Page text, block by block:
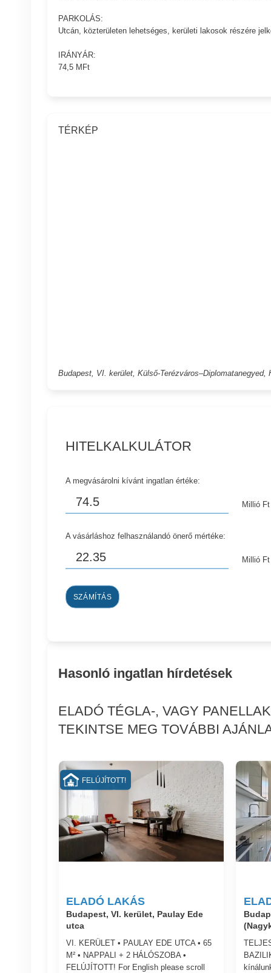
PARKOLÁS:
Utcán, közterületen lehetséges, kerületi lakosok részére
IRÁNYÁR:
74,5 MFt
TÉRKÉP
Budapest, VI. kerület, Külső-Terézváros–Diplomatanegyed,
HITELKALKULÁTOR
A megvásárolni kívánt ingatlan értéke:
Millió Ft
A vásárláshoz felhasználandó önerő mértéke:
Millió Ft
SZÁMÍTÁS
Hasonló ingatlan hírdetések
ELADÓ TÉGLA-, VAGY
TEKINTSE MEG TOVÁBBI
ELADÓ LAKÁS
Budapest, VI. kerület, Paulay Ede
utca
VI. KERÜLET • PAULAY EDE UTCA • 65
M² • NAPPALI + 2 HÁLÓSZOBA •
FELÚJÍTOTT! For English please scroll
FELÚJÍTOTT!